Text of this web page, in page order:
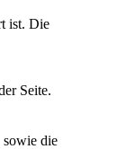
ist. Die
Seite.
sowie die